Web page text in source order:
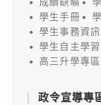
學生手冊
學生事務資訊
學生自主學習
高三升學專區
政令宣導專